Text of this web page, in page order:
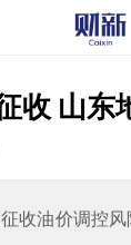
收 山东
收油价调控